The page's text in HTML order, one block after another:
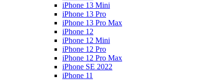
iPhone 13 Mini
iPhone 13 Pro
iPhone 13 Pro Max
iPhone 12
iPhone 12 Mini
iPhone 12 Pro
iPhone 12 Pro Max
iPhone SE 2022
iPhone 11